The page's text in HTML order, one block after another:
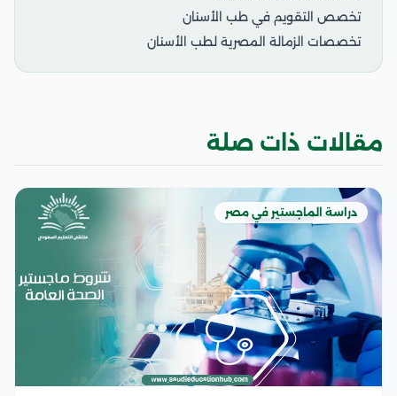
تخصص التقويم في طب الأسنان
تخصصات الزمالة المصرية لطب الأسنان
مقالات ذات صلة
دراسة الماجستير في مصر